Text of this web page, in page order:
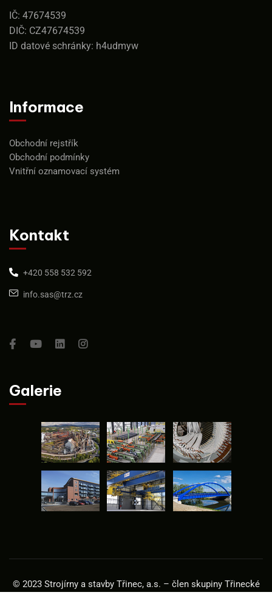
IČ: 47674539
DIČ: CZ47674539
ID datové schránky: h4udmyw
Informace
Obchodní rejstřík
Obchodní podmínky
Vnitřní oznamovací systém
Kontakt
+420 558 532 592
info.sas@trz.cz
Galerie
© 2023 Strojírny a stavby Třinec, a.s. – člen skupiny Třinecké